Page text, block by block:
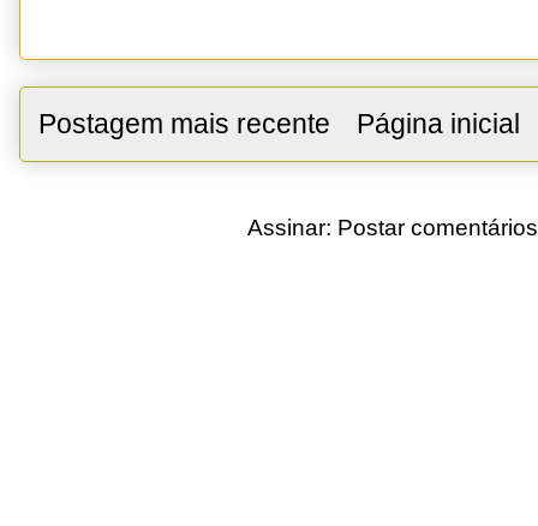
Postagem mais recente Página inicial
Assinar: Postar